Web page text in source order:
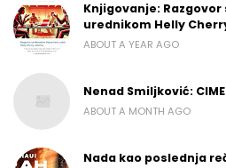
Knjigovanje:
urednikom Helly
ABOUT A YEAR AGO
Nenad Smiljković:
ABOUT A MONTH AGO
Nada kao poslednja